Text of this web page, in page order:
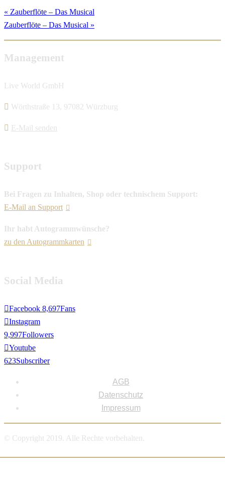
« Zauberflöte – Das Musical
Zauberflöte – Das Musical »
Management
Live World GmbH
Wörthstraße 13, 97082 Würzburg
E-Mail senden
Support
Bei Fragen zu Inhalten, Shop oder technischem Support:
E-Mail an Support
Ihr habt Autogrammwünsche?
zu den Autogrammkarten
Social Media
Facebook 8,697Fans
Instagram
9,997Followers
Youtube
623Subscriber
AGB
Datenschutz
Impressum
© Copyright 2019. Alle Rechte vorbehalten.